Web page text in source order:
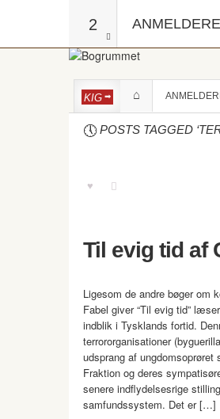
2 ANMELDERE
KIG
POSTS TAGGED
Til evig tid af
Ligesom de andre bøger om
Fabel giver “Til evig tid”
indblik i Tysklands fortid.
terrororganisationer
udsprang af ungdomsoprøret
Fraktion og deres
senere indflydelsesrige
samfundssystem. Det er […]